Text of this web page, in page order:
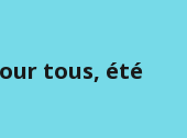
tous, été